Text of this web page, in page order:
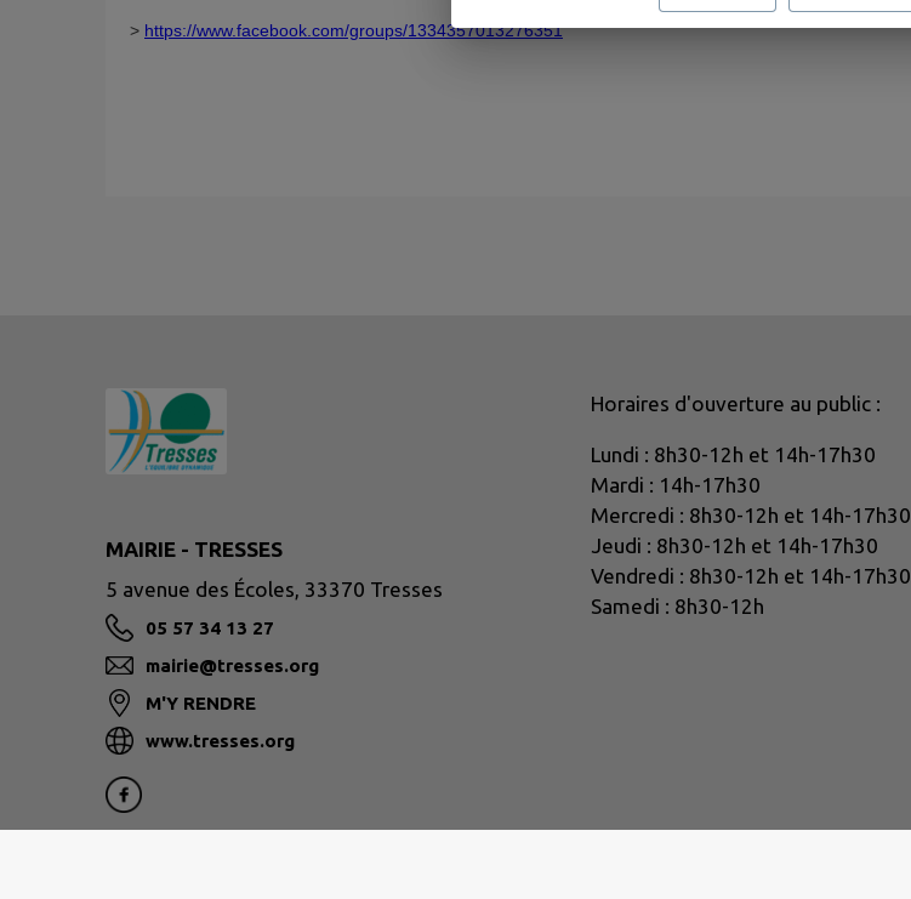
> https://www.facebook.com/groups/1334357013276351
MAIRIE - TRESSES
5 avenue des Écoles, 33370 Tresses
05 57 34 13 27
mairie@tresses.org
M'Y RENDRE
www.tresses.org
Horaires d'ouverture au public :
Lundi : 8h30-12h et 14h-17h30
Mardi : 14h-17h30
Mercredi : 8h30-12h et 14h-17h30
Jeudi : 8h30-12h et 14h-17h30
Vendredi : 8h30-12h et 14h-17h30
Samedi : 8h30-12h